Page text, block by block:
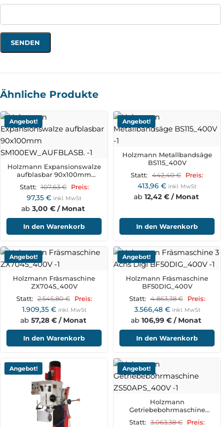
Ähnliche Produkte
Angebot!
Holzmann Expansionswalze
aufblasbar 90x100mm
SM100EW_AUFBLASB.
Statt: 107,63€ Preis:
97,35 € inkl. MwSt
ab 3,00 € / Monat
In den Warenkorb
Angebot!
Holzmann Metallbandsäge
BS115_400V
Statt: 442,40€ Preis:
413,96 € inkl. MwSt
ab 12,42 € / Monat
In den Warenkorb
Angebot!
Holzmann Fräsmaschine
ZX7045_400V
Statt: 2.545,80€ Preis:
1.909,35 € inkl. MwSt
ab 57,28 € / Monat
In den Warenkorb
Angebot!
Holzmann Fräsmaschine
BF50DIG_400V
Statt: 4.863,38€ Preis:
3.566,48 € inkl. MwSt
ab 106,99 € / Monat
In den Warenkorb
Angebot! Angebot!
Holzmann
Getriebebohrmaschine
ZS50APS_400V
Statt: 3.063,38€ Preis: